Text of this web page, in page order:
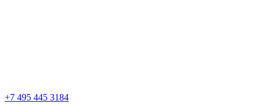
+7 495 445 3184